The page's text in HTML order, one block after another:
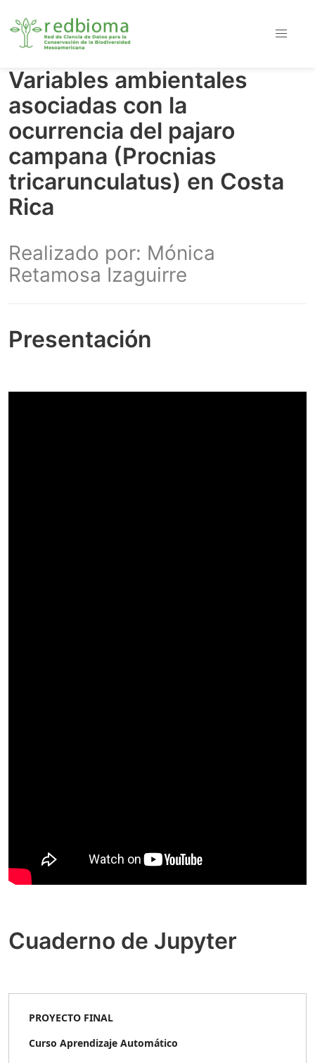
Variables ambientales
asociadas con la
ocurrencia del pajaro
campana (Procnias
tricarunculatus) en Costa
Rica
Realizado por: Mónica
Retamosa Izaguirre
Presentación
Cuaderno de Jupyter